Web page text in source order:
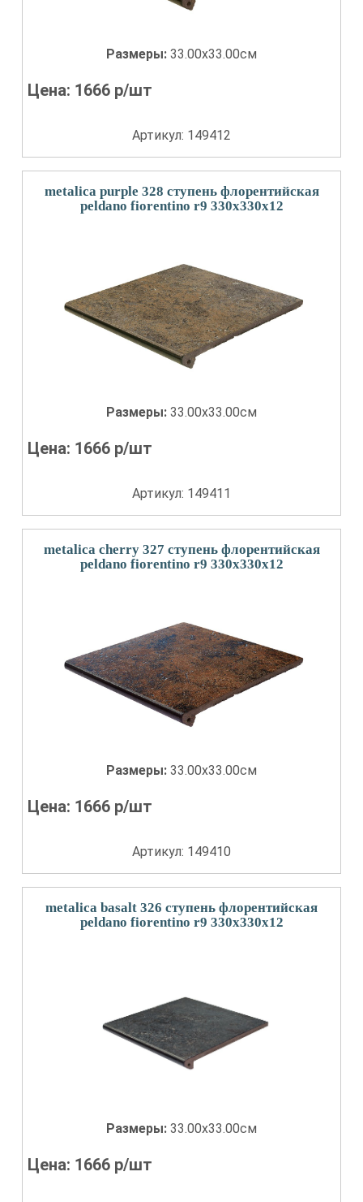
Размеры: 33.00x33.00см
Цена: 1666 р/шт
Артикул: 149412
metalica purple 328 ступень флорентийская
peldano fiorentino r9 330x330x12
Размеры: 33.00x33.00см
Цена: 1666 р/шт
Артикул: 149411
metalica cherry 327 ступень флорентийская
peldano fiorentino r9 330x330x12
Размеры: 33.00x33.00см
Цена: 1666 р/шт
Артикул: 149410
metalica basalt 326 ступень флорентийская
peldano fiorentino r9 330x330x12
Размеры: 33.00x33.00см
Цена: 1666 р/шт